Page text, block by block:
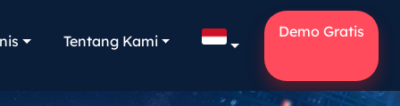
Tentang Kami
Demo Gratis